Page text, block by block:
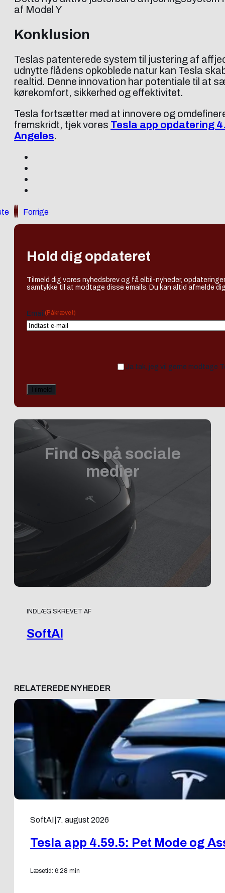
af Model Y
Konklusion
Teslas patenterede system til justering af
udnytte flådens opkoblede natur kan Tesla
realtid. Denne innovation har potentiale til at
kørekomfort, sikkerhed og effektivitet.
Tesla fortsætter med at innovere og
fremskridt, tjek vores Tesla app opdatering
Angeles.
Forrige
Hold dig opdateret
Tilmeld dig vores nyhedsbrev og få elbil-nyheder,
samtykke til at modtage disse emails. Du kan altid afmelde
Email (Påkrævet)
Ja tak, jeg vil gerne modtage
Find os på sociale
medier
INDLÆG SKREVET AF
SoftAI
RELATEREDE NYHEDER
SoftAI 7. august 2026
Tesla app 4.59.5: Pet Mode og
Læsetid: 6:28 min